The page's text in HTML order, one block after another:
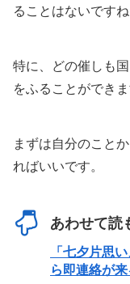
ることはないですね
特に、どの催しも
をふることができま
まずは自分のこと
ればいいです。
あわせて読
「七夕片思
ら即連絡が来